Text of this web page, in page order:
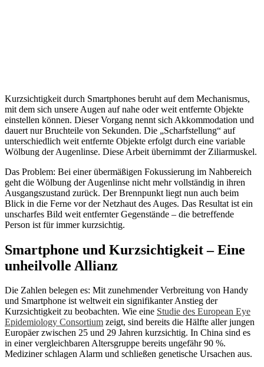
Kurzsichtigkeit durch Smartphones beruht auf dem Mechanismus,
mit dem sich unsere Augen auf nahe oder weit entfernte Objekte
einstellen können. Dieser Vorgang nennt sich Akkommodation und
dauert nur Bruchteile von Sekunden. Die „Scharfstellung“ auf
unterschiedlich weit entfernte Objekte erfolgt durch eine variable
Wölbung der Augenlinse. Diese Arbeit übernimmt der Ziliarmuskel.
Das Problem: Bei einer übermäßigen Fokussierung im Nahbereich
geht die Wölbung der Augenlinse nicht mehr vollständig in ihren
Ausgangszustand zurück. Der Brennpunkt liegt nun auch beim
Blick in die Ferne vor der Netzhaut des Auges. Das Resultat ist ein
unscharfes Bild weit entfernter Gegenstände – die betreffende
Person ist für immer kurzsichtig.
Smartphone und Kurzsichtigkeit – Eine
unheilvolle Allianz
Die Zahlen belegen es: Mit zunehmender Verbreitung von Handy
und Smartphone ist weltweit ein signifikanter Anstieg der
Kurzsichtigkeit zu beobachten. Wie eine Studie des European Eye
Epidemiology Consortium zeigt, sind bereits die Hälfte aller jungen
Europäer zwischen 25 und 29 Jahren kurzsichtig. In China sind es
in einer vergleichbaren Altersgruppe bereits ungefähr 90 %.
Mediziner schlagen Alarm und schließen genetische Ursachen aus.